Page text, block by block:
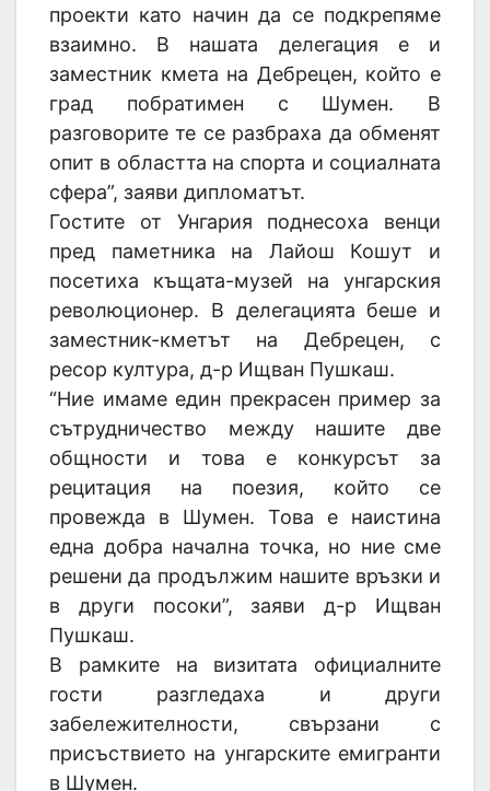
проекти като начин да се подкрепяме
взаимно. В нашата делегация е и
заместник кмета на Дебрецен, който е
град побратимен с Шумен. В
разговорите те се разбраха да обменят
опит в областта на спорта и социалната
сфера”, заяви дипломатът.
Гостите от Унгария поднесоха венци
пред паметника на Лайош Кошут и
посетиха къщата-музей на унгарския
революционер. В делегацията беше и
заместник-кметът на Дебрецен, с
ресор култура, д-р Ищван Пушкаш.
“Ние имаме един прекрасен пример за
сътрудничество между нашите две
общности и това е конкурсът за
рецитация на поезия, който се
провежда в Шумен. Това е наистина
една добра начална точка, но ние сме
решени да продължим нашите връзки и
в други посоки”, заяви д-р Ищван
Пушкаш.
В рамките на визитата официалните
гости разгледаха и други
забележителности, свързани с
присъствието на унгарските емигранти
в Шумен.